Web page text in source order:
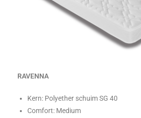
RAVENNA
Kern: Polyether schuim SG 40
Comfort: Medium